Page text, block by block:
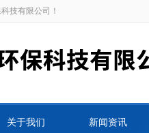
技有限公司！
关于我们 新闻资讯